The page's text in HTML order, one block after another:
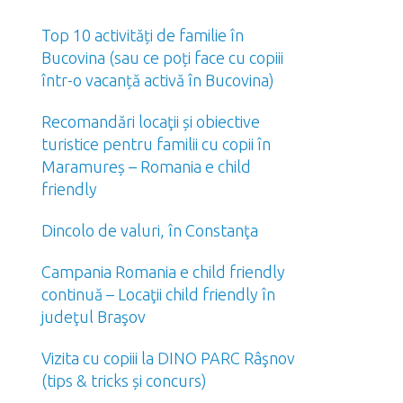
Top 10 activități de familie în
Bucovina (sau ce poți face cu copiii
într-o vacanță activă în Bucovina)
Recomandări locaţii și obiective
turistice pentru familii cu copii în
Maramureș – Romania e child
friendly
Dincolo de valuri, în Constanţa
Campania Romania e child friendly
continuă – Locaţii child friendly în
judeţul Braşov
Vizita cu copiii la DINO PARC Râşnov
(tips & tricks și concurs)